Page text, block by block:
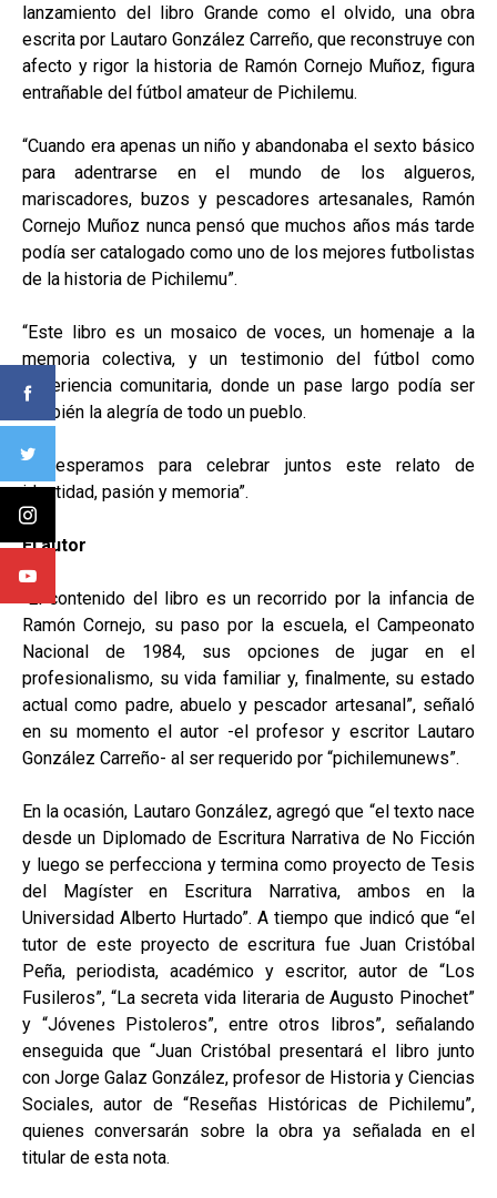
lanzamiento del libro Grande como el olvido, una obra
escrita por Lautaro González Carreño, que reconstruye con
afecto y rigor la historia de Ramón Cornejo Muñoz, figura
entrañable del fútbol amateur de Pichilemu.
“Cuando era apenas un niño y abandonaba el sexto básico
para adentrarse en el mundo de los algueros,
mariscadores, buzos y pescadores artesanales, Ramón
Cornejo Muñoz nunca pensó que muchos años más tarde
podía ser catalogado como uno de los mejores futbolistas
de la historia de Pichilemu”.
“Este libro es un mosaico de voces, un homenaje a la
memoria colectiva, y un testimonio del fútbol como
experiencia comunitaria, donde un pase largo podía ser
también la alegría de todo un pueblo.
Te esperamos para celebrar juntos este relato de
identidad, pasión y memoria”.
El autor
“El contenido del libro es un recorrido por la infancia de
Ramón Cornejo, su paso por la escuela, el Campeonato
Nacional de 1984, sus opciones de jugar en el
profesionalismo, su vida familiar y, finalmente, su estado
actual como padre, abuelo y pescador artesanal”, señaló
en su momento el autor -el profesor y escritor Lautaro
González Carreño- al ser requerido por “pichilemunews”.
En la ocasión, Lautaro González, agregó que “el texto nace
desde un Diplomado de Escritura Narrativa de No Ficción
y luego se perfecciona y termina como proyecto de Tesis
del Magíster en Escritura Narrativa, ambos en la
Universidad Alberto Hurtado”. A tiempo que indicó que “el
tutor de este proyecto de escritura fue Juan Cristóbal
Peña, periodista, académico y escritor, autor de “Los
Fusileros”, “La secreta vida literaria de Augusto Pinochet”
y “Jóvenes Pistoleros”, entre otros libros”, señalando
enseguida que “Juan Cristóbal presentará el libro junto
con Jorge Galaz González, profesor de Historia y Ciencias
Sociales, autor de “Reseñas Históricas de Pichilemu”,
quienes conversarán sobre la obra ya señalada en el
titular de esta nota.